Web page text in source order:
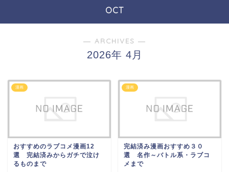
OCT
― ARCHIVES ―
2026年 4月
漫画
おすすめのラブコメ漫画12
選 完結済みからガチで泣け
るものまで
漫画
完結済み漫画おすすめ３０
選 名作～バトル系・ラブコ
メまで